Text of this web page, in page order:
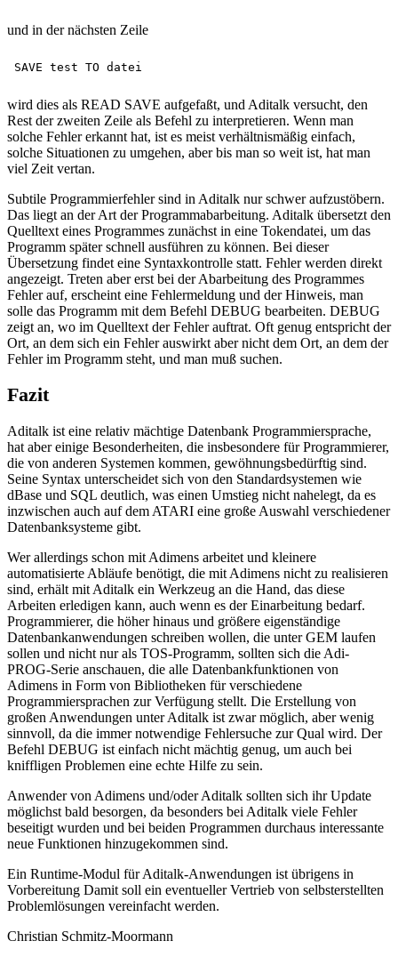
und in der nächsten Zeile
wird dies als READ SAVE aufgefaßt, und Aditalk versucht, den
Rest der zweiten Zeile als Befehl zu interpretieren. Wenn man
solche Fehler erkannt hat, ist es meist verhältnismäßig einfach,
solche Situationen zu umgehen, aber bis man so weit ist, hat man
viel Zeit vertan.
Subtile Programmierfehler sind in Aditalk nur schwer aufzustöbern.
Das liegt an der Art der Programmabarbeitung. Aditalk übersetzt den
Quelltext eines Programmes zunächst in eine Tokendatei, um das
Programm später schnell ausführen zu können. Bei dieser
Übersetzung findet eine Syntaxkontrolle statt. Fehler werden direkt
angezeigt. Treten aber erst bei der Abarbeitung des Programmes
Fehler auf, erscheint eine Fehlermeldung und der Hinweis, man
solle das Programm mit dem Befehl DEBUG bearbeiten. DEBUG
zeigt an, wo im Quelltext der Fehler auftrat. Oft genug entspricht der
Ort, an dem sich ein Fehler auswirkt aber nicht dem Ort, an dem der
Fehler im Programm steht, und man muß suchen.
Fazit
Aditalk ist eine relativ mächtige Datenbank Programmiersprache,
hat aber einige Besonderheiten, die insbesondere für Programmierer,
die von anderen Systemen kommen, gewöhnungsbedürftig sind.
Seine Syntax unterscheidet sich von den Standardsystemen wie
dBase und SQL deutlich, was einen Umstieg nicht nahelegt, da es
inzwischen auch auf dem ATARI eine große Auswahl verschiedener
Datenbanksysteme gibt.
Wer allerdings schon mit Adimens arbeitet und kleinere
automatisierte Abläufe benötigt, die mit Adimens nicht zu realisieren
sind, erhält mit Aditalk ein Werkzeug an die Hand, das diese
Arbeiten erledigen kann, auch wenn es der Einarbeitung bedarf.
Programmierer, die höher hinaus und größere eigenständige
Datenbankanwendungen schreiben wollen, die unter GEM laufen
sollen und nicht nur als TOS-Programm, sollten sich die Adi-
PROG-Serie anschauen, die alle Datenbankfunktionen von
Adimens in Form von Bibliotheken für verschiedene
Programmiersprachen zur Verfügung stellt. Die Erstellung von
großen Anwendungen unter Aditalk ist zwar möglich, aber wenig
sinnvoll, da die immer notwendige Fehlersuche zur Qual wird. Der
Befehl DEBUG ist einfach nicht mächtig genug, um auch bei
kniffligen Problemen eine echte Hilfe zu sein.
Anwender von Adimens und/oder Aditalk sollten sich ihr Update
möglichst bald besorgen, da besonders bei Aditalk viele Fehler
beseitigt wurden und bei beiden Programmen durchaus interessante
neue Funktionen hinzugekommen sind.
Ein Runtime-Modul für Aditalk-Anwendungen ist übrigens in
Vorbereitung Damit soll ein eventueller Vertrieb von selbsterstellten
Problemlösungen vereinfacht werden.
Christian Schmitz-Moormann